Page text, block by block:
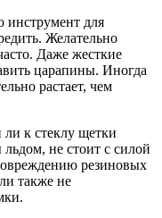
инструмент для
Желательно
Даже жесткие
царапины. Иногда
растает, чем
ли к стеклу щетки
не стоит с силой
резиновых
также не